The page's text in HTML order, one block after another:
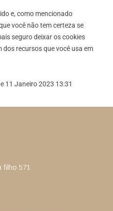
e, como mencionado
você não tem certeza se
seguro deixar os cookies
recursos que você usa em
11 Janeiro 2023 13:31
filho 571